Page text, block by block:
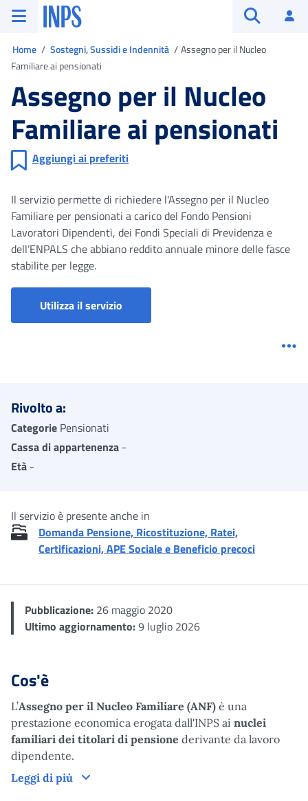
Vai al menu principale
Vai al contenuto principale
Vai al pie' di pagina
INPS ()
Home Sostegni, Sussidi e Indennità
Assegno per il Nucleo
Familiare ai pensionati
Assegno per il Nucleo
Familiare ai pensionati
Aggiungi ai preferiti
Il servizio permette di richiedere l'Assegno per il Nucleo
Familiare per pensionati a carico del Fondo Pensioni
Lavoratori Dipendenti, dei Fondi Speciali di Previdenza e
dell’ENPALS che abbiano reddito annuale minore delle fasce
stabilite per legge.
Utilizza il servizio
Rivolto a:
Categorie Pensionati
Cassa di appartenenza -
Età -
Il servizio è presente anche in
Domanda Pensione, Ricostituzione, Ratei,
Certificazioni, APE Sociale e Beneficio precoci
Pubblicazione: 26 maggio 2020
Ultimo aggiornamento:9 luglio 2026
Cos'è
L’Assegno per il Nucleo Familiare (ANF) è una
prestazione economica erogata dall'INPS ai nuclei
familiari dei titolari di pensione derivante da lavoro
dipendente.
Leggi di più
Cos'è